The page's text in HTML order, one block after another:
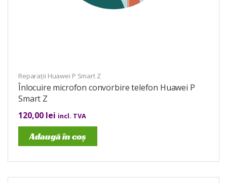
Reparații Huawei P Smart Z
Înlocuire microfon convorbire telefon Huawei P
Smart Z
120,00 lei incl. TVA
Adaugă în coș